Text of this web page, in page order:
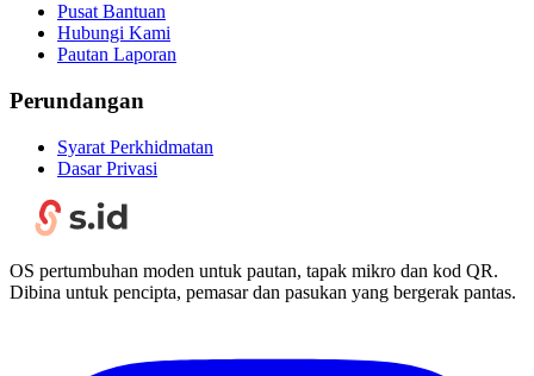
Pusat Bantuan
Hubungi Kami
Pautan Laporan
Perundangan
Syarat Perkhidmatan
Dasar Privasi
OS pertumbuhan moden untuk pautan, tapak mikro dan kod QR.
Dibina untuk pencipta, pemasar dan pasukan yang bergerak pantas.